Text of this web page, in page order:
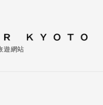
遊網站